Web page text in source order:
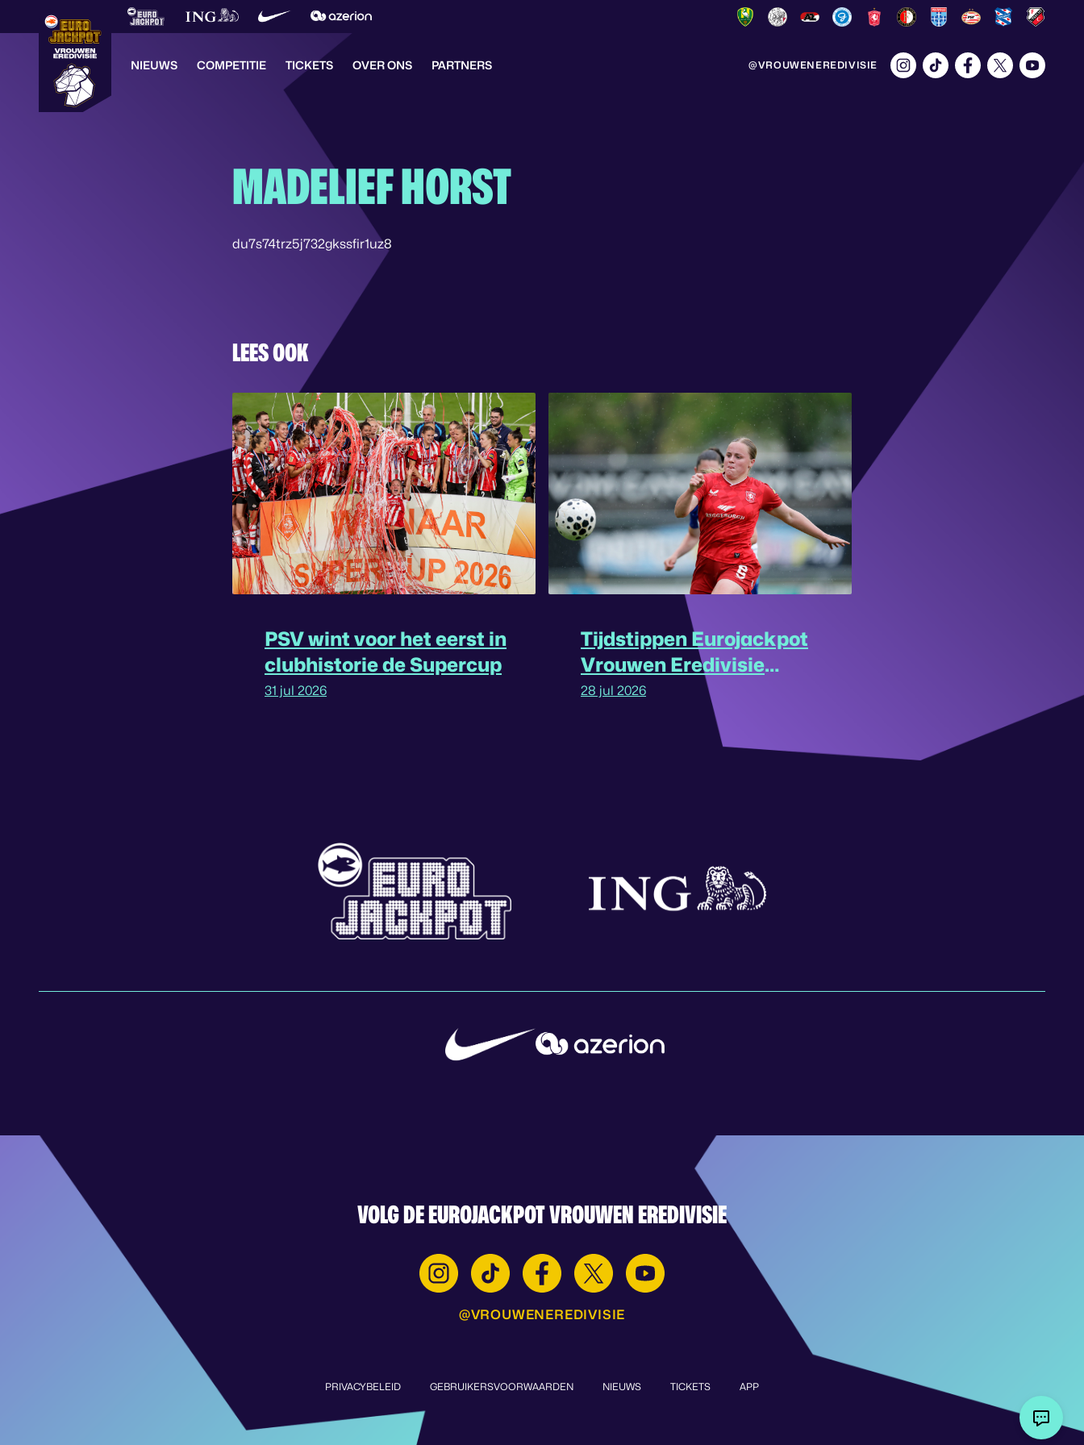
NIEUWS COMPETITIE TICKETS OVER ONS PARTNERS @VROUWENEREDIVISIE
MADELIEF HORST
du7s74trz5j732gkssfir1uz8
LEES OOK
PSV wint voor het eerst in
clubhistorie de Supercup
31 jul 2026
Tijdstippen Eurojackpot
Vrouwen Eredivisie
omgedraaid
28 jul 2026
VOLG DE EUROJACKPOT VROUWEN EREDIVISIE
@VROUWENEREDIVISIE
PRIVACYBELEID GEBRUIKERSVOORWAARDEN NIEUWS TICKETS APP